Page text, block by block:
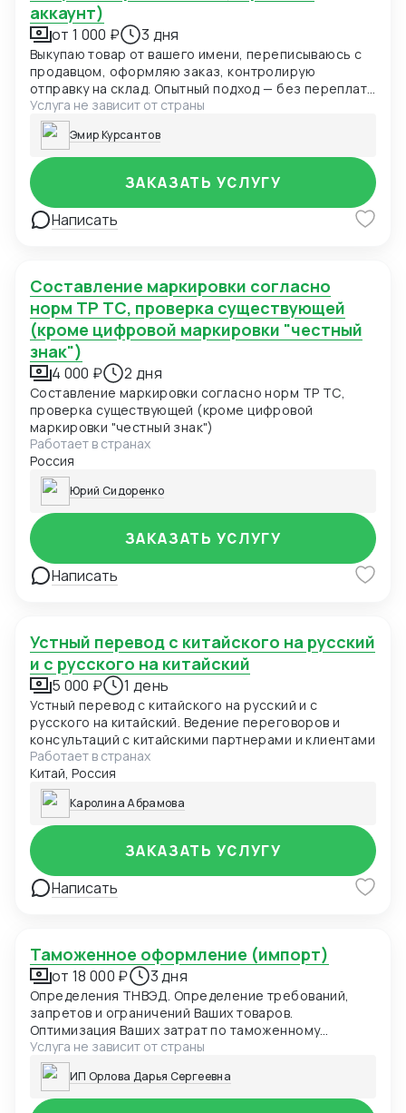
аккаунт)
от 1 000 ₽ 3 дня
Выкупаю товар от вашего имени, переписываюсь с
продавцом, оформляю заказ, контролирую
отправку на склад. Опытный подход — без переплат
и рисков (5% от суммы выкупа)
Услуга не зависит от страны
Эмир Курсантов
Написать
ЗАКАЗАТЬ УСЛУГУ
Составление маркировки согласно
норм ТР ТС, проверка существующей
(кроме цифровой маркировки "честный
знак")
4 000 ₽ 2 дня
Составление маркировки согласно норм ТР ТС,
проверка существующей (кроме цифровой
маркировки "честный знак")
Работает в странах
Россия
Юрий Сидоренко
Написать
ЗАКАЗАТЬ УСЛУГУ
Устный перевод с китайского на русский
и с русского на китайский
5 000 ₽ 1 день
Устный перевод с китайского на русский и с
русского на китайский. Ведение переговоров и
консультаций с китайскими партнерами и клиентами
Работает в странах
Китай, Россия
Каролина Абрамова
Написать
ЗАКАЗАТЬ УСЛУГУ
Таможенное оформление (импорт)
от 18 000 ₽ 3 дня
Определения ТНВЭД. Определение требований,
запретов и ограничений Ваших товаров.
Оптимизация Ваших затрат по таможенному
оформлению. Расчет таможенных пошлин/налогов.
Подготовка и подача ДТ в таможенные органы.
Услуга не зависит от страны
ИП Орлова Дарья Сергеевна